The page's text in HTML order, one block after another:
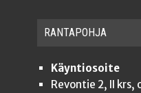
RAN­TA­POH­JA
Käyntiosoite
Revontie 2, II krs,